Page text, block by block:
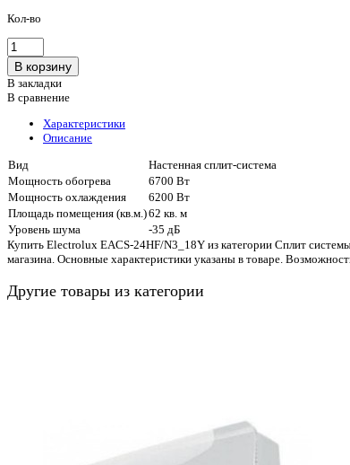
Кол-во
В закладки
В сравнение
Характеристики
Описание
Вид
Настенная сплит-система
Мощность обогрева
6700 Вт
Мощность охлаждения
6200 Вт
Площадь помещения (кв.м.)62 кв. м
Уровень шума
-35 дБ
Купить Electrolux EACS-24HF/N3_18Y из категории Сплит
магазина. Основные характеристики указаны в товаре.
Другие товары из категории